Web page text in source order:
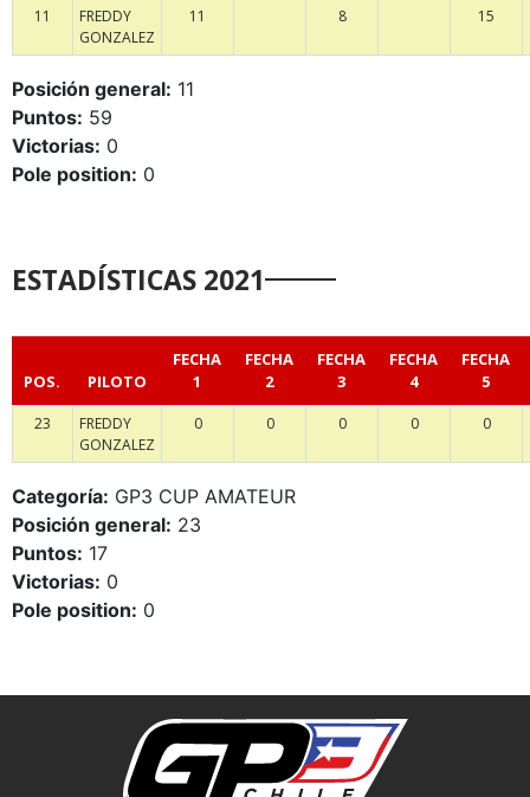
11
FREDDY
GONZALEZ
11 8 15
Posición general: 11
Puntos: 59
Victorias: 0
Pole position: 0
ESTADÍSTICAS 2021
POS. PILOTO
FECHA
1
FECHA
2
FECHA
3
FECHA
4
FECHA
5
23
FREDDY
GONZALEZ
0 0 0 0 0
Categoría: GP3 CUP AMATEUR
Posición general: 23
Puntos: 17
Victorias: 0
Pole position: 0